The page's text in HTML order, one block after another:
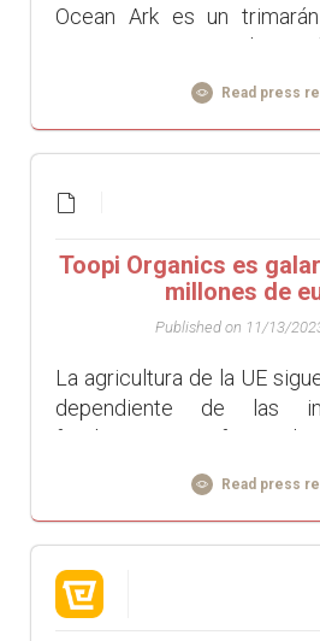
Ocean Ark es un
Ocean Sovereign de
normas Marpol, Solas y de ...
Read press
Toopi Organics es
millones de
Published on 11/13/
La agricultura de la UE
dependiente de las
fertilizantes y enfrenta
especialmente en
Read press